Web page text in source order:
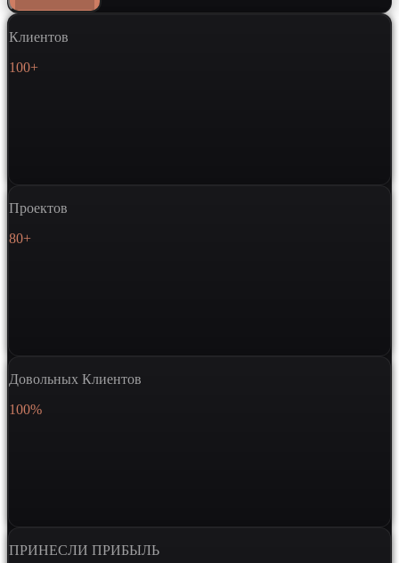
Клиентов
100+
Проектов
80+
Довольных Клиентов
100%
ПРИНЕСЛИ ПРИБЫЛЬ